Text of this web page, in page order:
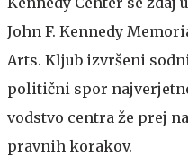
John F. Kennedy
Arts. Kljub izvršeni
politični spor
vodstvo centra že prej
pravnih korakov.